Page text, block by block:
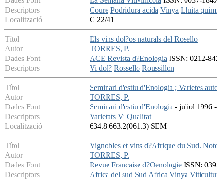
Descriptors
Coure Podridura acida Vinya Lluita
Localització
C 22/41
Títol
Els vins dol?os naturals del Rosello
Autor
TORRES, P.
Dades Font
ACE Revista d?Enologia ISSN: 0212-
Descriptors
Vi dol? Rossello Roussillon
Títol
Seminari d'estiu d'Enologia ; Varietes
Autor
TORRES, P.
Dades Font
Seminari d'estiu d'Enologia - juliol 1996
Descriptors
Varietats Vi Qualitat
Localització
634.8:663.2(061.3) SEM
Títol
Vignobles et vins d?Afrique du Sud.
Autor
TORRES, P.
Dades Font
Revue Francaise d?Oenologie ISSN:
Descriptors
Africa del sud Sud Africa Vinya